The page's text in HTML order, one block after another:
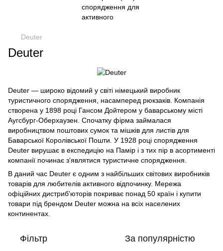
Deuter
Deuter
Deuter — широко відомий у світі німецький виробник
туристичного спорядження, насамперед рюкзаків. Компанія
створена у 1898 році Гансом Дойтером у баварському місті
Аугсбург-Оберхаузен. Спочатку фірма займалася
виробництвом поштових сумок та мішків для листів для
Баварської Королівської Пошти. У 1928 році спорядження
Deuter вирушає в експедицію на Памір і з тих пір в асортименті
компанії починає з'являтися туристичне спорядження.
В даний час Deuter є одним з найбільших світових виробників
товарів для любителів активного відпочинку. Мережа
офіційних дистриб'юторів покриває понад 50 країн і купити
товари під брендом Deuter можна на всіх населених
континентах.
Фільтр За популярністю